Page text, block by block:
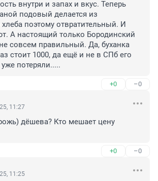
внутри и запах и вкус. Теперь
подовый делается из
поэтому отвратительный. И
А настоящий только Бородинский
совсем правильный. Да, буханка
стоит 1000, да ещё и не в СПб его
потеряли.....
+0 –0
11:27
дёшева? Кто мешает цену
+0 –0
11:25